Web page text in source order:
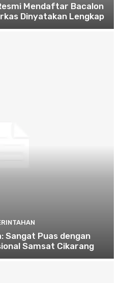
Mendaftar Bacalon
Dinyatakan Lengkap
Sangat Puas dengan
Samsat Cikarang